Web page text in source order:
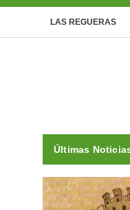
LAS REGUERAS
Últimas